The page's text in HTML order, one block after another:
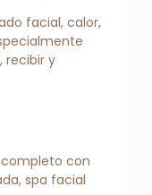
facial, calor,
recibir y
con
spa facial